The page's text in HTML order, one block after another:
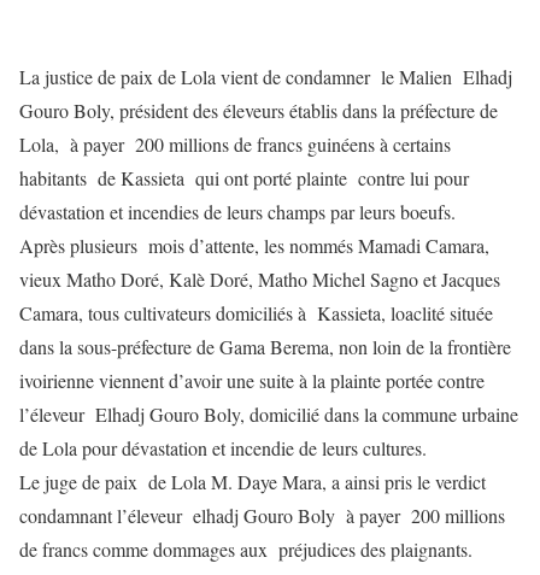
La justice de paix de Lola vient de condamner le Malien Elhadj
Gouro Boly, président des éleveurs établis dans la préfecture de
Lola, à payer 200 millions de francs guinéens à certains
habitants de Kassieta qui ont porté plainte contre lui pour
dévastation et incendies de leurs champs par leurs boeufs.
Après plusieurs mois d’attente, les nommés Mamadi Camara,
vieux Matho Doré, Kalè Doré, Matho Michel Sagno et Jacques
Camara, tous cultivateurs domiciliés à Kassieta, loaclité située
dans la sous-préfecture de Gama Berema, non loin de la frontière
ivoirienne viennent d’avoir une suite à la plainte portée contre
l’éleveur Elhadj Gouro Boly, domicilié dans la commune urbaine
de Lola pour dévastation et incendie de leurs cultures.
Le juge de paix de Lola M. Daye Mara, a ainsi pris le verdict
condamnant l’éleveur elhadj Gouro Boly à payer 200 millions
de francs comme dommages aux préjudices des plaignants.